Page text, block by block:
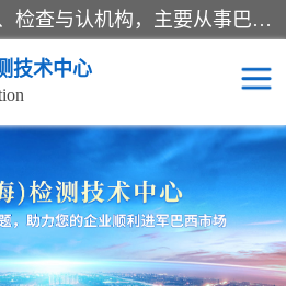
*是一家的测试、评估、检查与认机构，主要从事巴西NR10认证、NR12认证、NR13认证；ANATEL认证、INMTRO认证，欧盟CE认证：MD认证，PED认证，MID认证，ATEX认证，德国蓝色天使认证。
技术中心
NR10认证
NR13认证